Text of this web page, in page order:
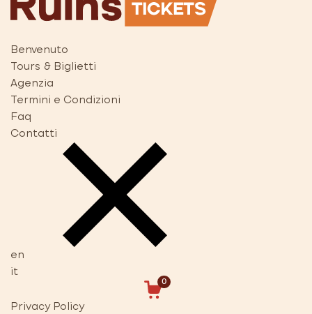
Benvenuto
Tours & Biglietti
Agenzia
Termini e Condizioni
Faq
Contatti
en
it
0
Privacy Policy